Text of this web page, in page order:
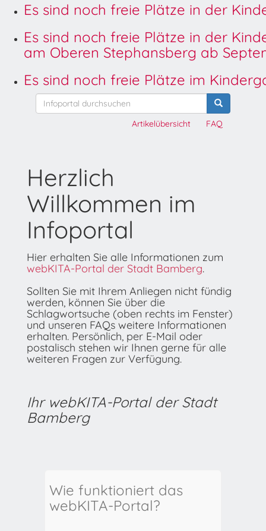
Es sind noch freie Plätze in der
Es sind noch freie Plätze in der
am Oberen Stephansberg ab
Es sind noch freie Plätze im
FAQ
Artikelübersicht
Herzlich
Willkommen im
Infoportal
Hier erhalten Sie alle Informationen zum
webKITA-Portal der Stadt Bamberg.
Sollten Sie mit Ihrem Anliegen nicht fündig
werden, können Sie über die
Schlagwortsuche (oben rechts im Fenster)
und unseren FAQs weitere Informationen
erhalten. Persönlich, per E-Mail oder
postalisch stehen wir Ihnen gerne für alle
weiteren Fragen zur Verfügung.
Ihr webKITA-Portal der Stadt
Bamberg
Wie funktioniert das
webKITA-Portal?